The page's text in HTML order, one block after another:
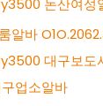
논산여성
알바
대구보도
업소알바